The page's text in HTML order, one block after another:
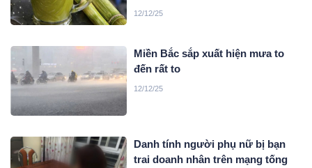
12/12/25
Miền Bắc sắp xuất hiện mưa to
đến rất to
12/12/25
Danh tính người phụ nữ bị bạn
trai doanh nhân trên mạng tống